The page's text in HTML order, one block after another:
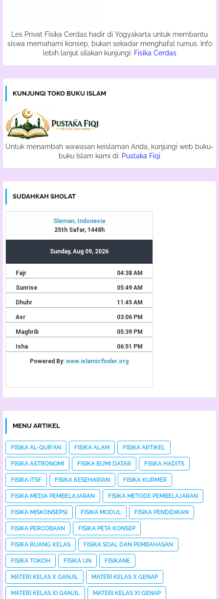
Les Privat Fisika Cerdas hadir di Yogyakarta untuk membantu
siswa memahami konsep, bukan sekadar menghafal rumus. Info
lebih lanjut silakan kunjungi: Fisika Cerdas
KUNJUNGI TOKO BUKU ISLAM
Untuk menambah wawasan keislaman Anda, kunjungi web buku-
buku Islam kami di: Pustaka Fiqi
SUDAHKAH SHOLAT
MENU ARTIKEL
FISIKA AL-QUR'AN FISIKA ALAM FISIKA ARTIKEL
FISIKA ASTRONOMI FISIKA BUMI DATAR FISIKA HADITS
FISIKA ITSF FISIKA KESEHARIAN FISIKA KURMER
FISIKA MEDIA PEMBELAJARAN FISIKA METODE PEMBELAJARAN
FISIKA MISKONSEPSI FISIKA MODUL FISIKA PENDIDIKAN
FISIKA PERCOBAAN FISIKA PETA KONSEP
FISIKA RUANG KELAS FISIKA SOAL DAN PEMBAHASAN
FISIKA TOKOH FISIKA UN FISIKANE
MATERI KELAS X GANJIL MATERI KELAS X GENAP
MATERI KELAS XI GANJIL MATERI KELAS XI GENAP